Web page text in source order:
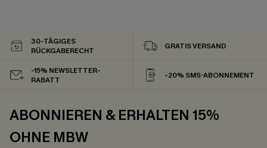
30-TÄGIGES
RÜCKGABERECHT
GRATIS VERSAND
-15% NEWSLETTER-
RABATT
-20% SMS-ABONNEMENT
ABONNIEREN & ERHALTEN 15%
OHNE MBW